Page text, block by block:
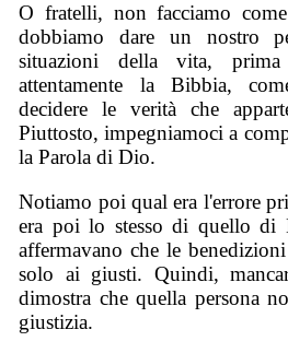
O fratelli, non facciamo
dobbiamo dare un nostro
situazioni della vita,
attentamente la Bibbia,
decidere le verità che
Piuttosto, impegniamoci a
la Parola di Dio.
Notiamo poi qual era l'errore
era poi lo stesso di quello di
affermavano che le
solo ai giusti. Quindi,
dimostra che quella persona
giustizia.